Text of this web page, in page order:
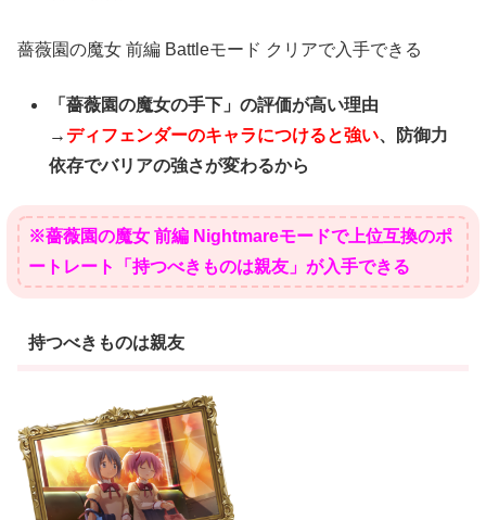
薔薇園の魔女 前編 Battleモード クリアで入手できる
「薔薇園の魔女の手下」の評価が高い理由
→ディフェンダーのキャラにつけると強い、防御力
依存でバリアの強さが変わるから
※薔薇園の魔女 前編 Nightmareモードで上位互換のポ
ートレート「持つべきものは親友」が入手できる
持つべきものは親友